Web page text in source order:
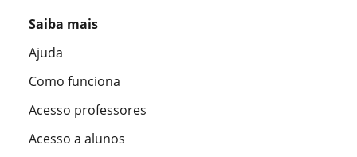
Saiba mais
Ajuda
Como funciona
Acesso professores
Acesso a alunos